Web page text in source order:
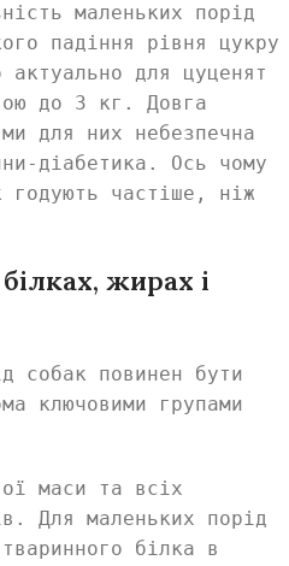
маленьких порід
падіння рівня цукру
для цуценят
до 3 кг. Довга
для них небезпечна
діабетика. Ось чому
годують частіше, ніж
жирах і
собак повинен бути
ключовими групами
маси та всіх
Для маленьких порід
білка в